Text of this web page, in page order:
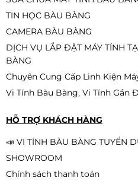
TIN HỌC BÀU BÀNG
CAMERA BÀU BÀNG
DỊCH VỤ LẮP ĐẶT MÁY TÍNH
BÀNG
Chuyên Cung Cấp Linh Kiện
Vi Tính Bàu Bàng, Vi Tính Gần
HỖ TRỢ KHÁCH HÀNG
📣 VI TÍNH BÀU BÀNG TUYỂN
SHOWROOM
Chính sách thanh toán